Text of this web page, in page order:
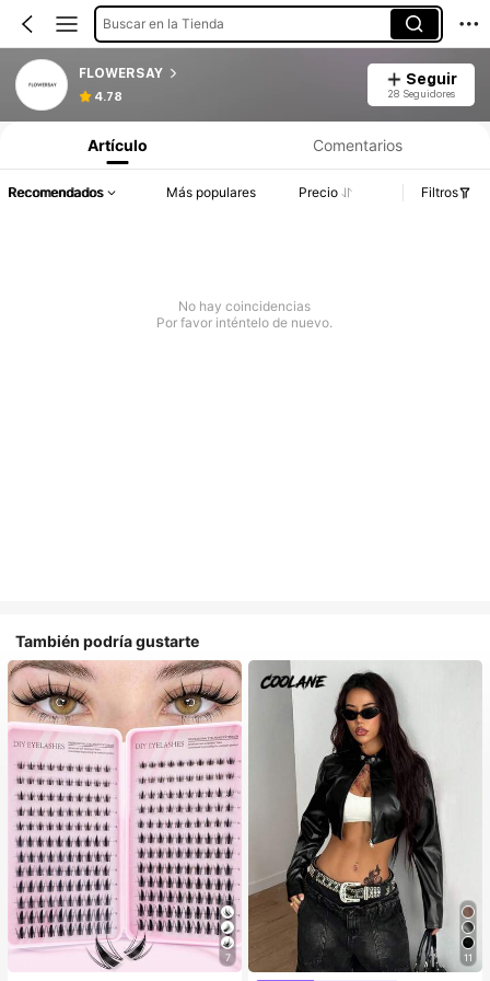
Buscar en la Tienda
FLOWERSAY
4.78
Seguir
28 Seguidores
Artículo Comentarios
Recomendados Más populares Precio Filtros
No hay coincidencias
Por favor inténtelo de nuevo.
También podría gustarte
7 11